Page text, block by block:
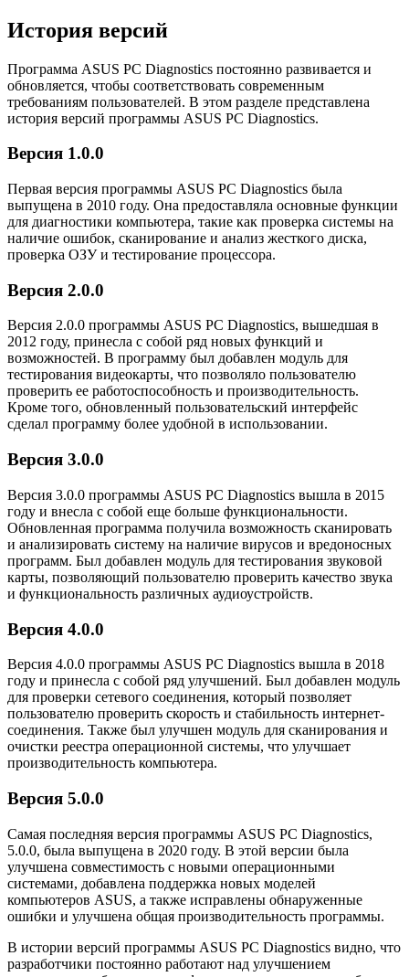
История версий
Программа ASUS PC Diagnostics постоянно развивается и
обновляется, чтобы соответствовать современным
требованиям пользователей. В этом разделе представлена
история версий программы ASUS PC Diagnostics.
Версия 1.0.0
Первая версия программы ASUS PC Diagnostics была
выпущена в 2010 году. Она предоставляла основные функции
для диагностики компьютера, такие как проверка системы на
наличие ошибок, сканирование и анализ жесткого диска,
проверка ОЗУ и тестирование процессора.
Версия 2.0.0
Версия 2.0.0 программы ASUS PC Diagnostics, вышедшая в
2012 году, принесла с собой ряд новых функций и
возможностей. В программу был добавлен модуль для
тестирования видеокарты, что позволяло пользователю
проверить ее работоспособность и производительность.
Кроме того, обновленный пользовательский интерфейс
сделал программу более удобной в использовании.
Версия 3.0.0
Версия 3.0.0 программы ASUS PC Diagnostics вышла в 2015
году и внесла с собой еще больше функциональности.
Обновленная программа получила возможность сканировать
и анализировать систему на наличие вирусов и вредоносных
программ. Был добавлен модуль для тестирования звуковой
карты, позволяющий пользователю проверить качество звука
и функциональность различных аудиоустройств.
Версия 4.0.0
Версия 4.0.0 программы ASUS PC Diagnostics вышла в 2018
году и принесла с собой ряд улучшений. Был добавлен модуль
для проверки сетевого соединения, который позволяет
пользователю проверить скорость и стабильность интернет-
соединения. Также был улучшен модуль для сканирования и
очистки реестра операционной системы, что улучшает
производительность компьютера.
Версия 5.0.0
Самая последняя версия программы ASUS PC Diagnostics,
5.0.0, была выпущена в 2020 году. В этой версии была
улучшена совместимость с новыми операционными
системами, добавлена поддержка новых моделей
компьютеров ASUS, а также исправлены обнаруженные
ошибки и улучшена общая производительность программы.
В истории версий программы ASUS PC Diagnostics видно, что
разработчики постоянно работают над улучшением